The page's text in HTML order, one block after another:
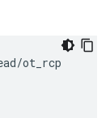
ot_rcp